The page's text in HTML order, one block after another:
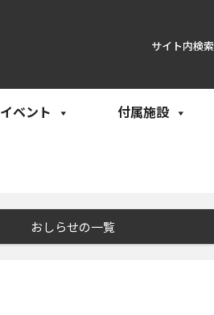
サイト内検索
イベント 付属施設
おしらせの一覧